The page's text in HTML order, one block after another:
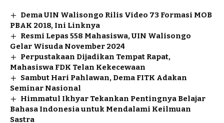
Dema UIN Walisongo Rilis Video 73 Formasi MOB
PBAK 2018, Ini Linknya
Resmi Lepas 558 Mahasiswa, UIN Walisongo
Gelar Wisuda November 2024
Perpustakaan Dijadikan Tempat Rapat,
Mahasiswa FDK Telan Kekecewaan
Sambut Hari Pahlawan, Dema FITK Adakan
Seminar Nasional
Himmatul Ikhyar Tekankan Pentingnya Belajar
Bahasa Indonesia untuk Mendalami Keilmuan
Sastra